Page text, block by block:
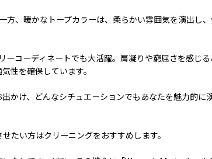
、暖かなトープカラーは、柔らかい雰囲気を演出し
コーディネートでも大活躍。肩凝りや窮屈さを感じ
性を確保しています。
かけ、どんなシチュエーションでもあなたを魅力的に
たい方はクリーニングをおすすめします。